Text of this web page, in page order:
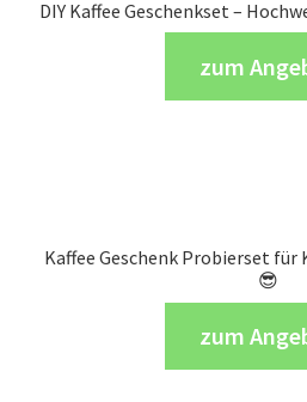
DIY Kaffee Geschenkset –
zum
Kaffee Geschenk Probierset für
😎
zum